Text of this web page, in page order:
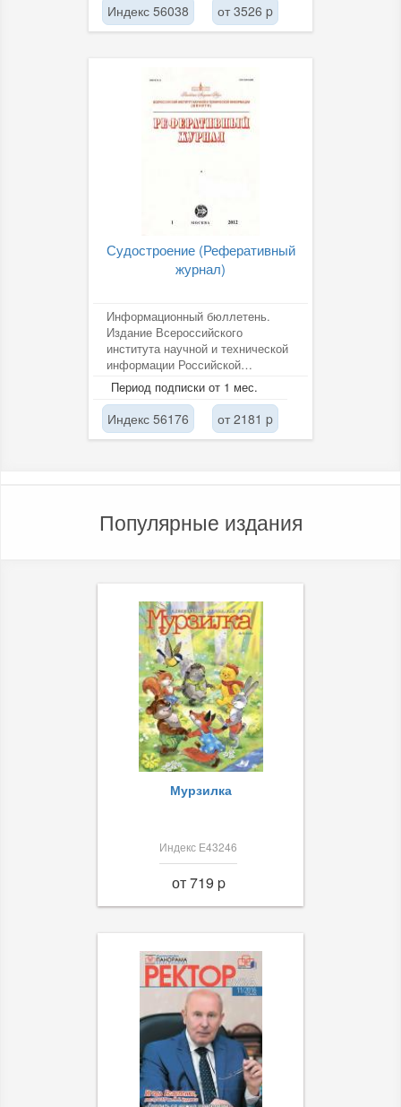
Индекс 56038 от 3526 p
Судостроение (Реферативный
журнал)
Информационный бюллетень.
Издание Всероссийского
института научной и технической
информации Российской
академии наук (ВИНИТИ РАН).
Период подписки от 1 мес.
Индекс 56176 от 2181 p
Популярные издания
Мурзилка
Индекс Е43246
от 719 p